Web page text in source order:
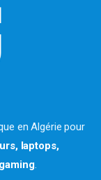
en Algérie pour
laptops,
.